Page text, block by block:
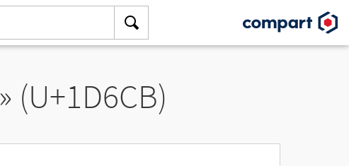
» (U+1D6CB)